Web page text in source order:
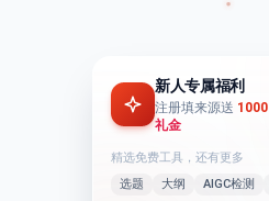
新人专属福利
注册填来源送 1000
礼金
精选免费工具，还有更多
选题
大纲 AIGC检测